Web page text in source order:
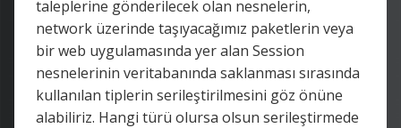
taleplerine gönderilecek olan nesnelerin,
network üzerinde taşıyacağımız paketlerin veya
bir web uygulamasında yer alan Session
nesnelerinin veritabanında saklanması sırasında
kullanılan tiplerin serileştirilmesini göz önüne
alabiliriz. Hangi türü olursa olsun serileştirmede